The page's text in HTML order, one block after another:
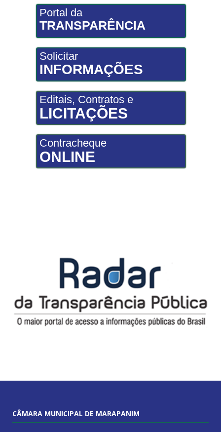
Portal da
TRANSPARÊNCIA
Solicitar
INFORMAÇÕES
Editais, Contratos e
LICITAÇÕES
Contracheque
ONLINE
CÂMARA MUNICIPAL DE MARAPANIM